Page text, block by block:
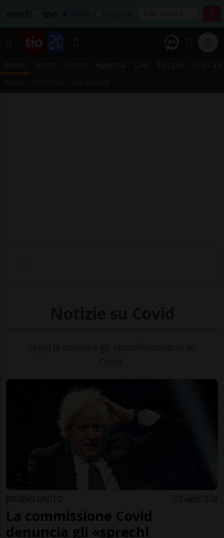
REGNO UNITO 3 sett 2 8
La commissione Covid
denuncia gli «sprechi